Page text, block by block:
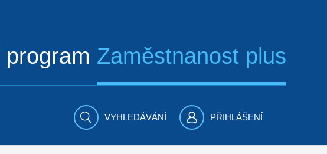
Zaměstnanost plus
VYHLEDÁVÁNÍ PŘIHLÁŠENÍ